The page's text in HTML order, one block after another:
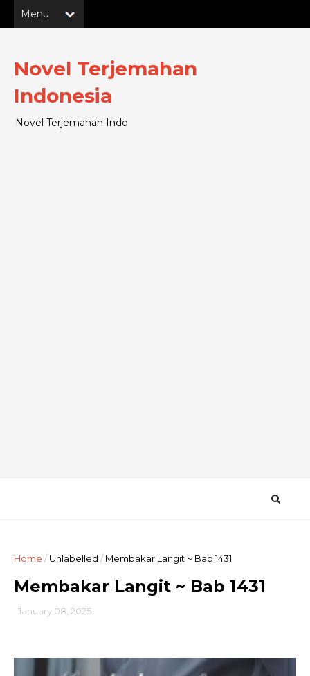
Novel Terjemahan
Indonesia
Novel Terjemahan Indo
Home /Unlabelled / Membakar Langit ~ Bab 1431
Membakar Langit ~ Bab 1431
January 08, 2025